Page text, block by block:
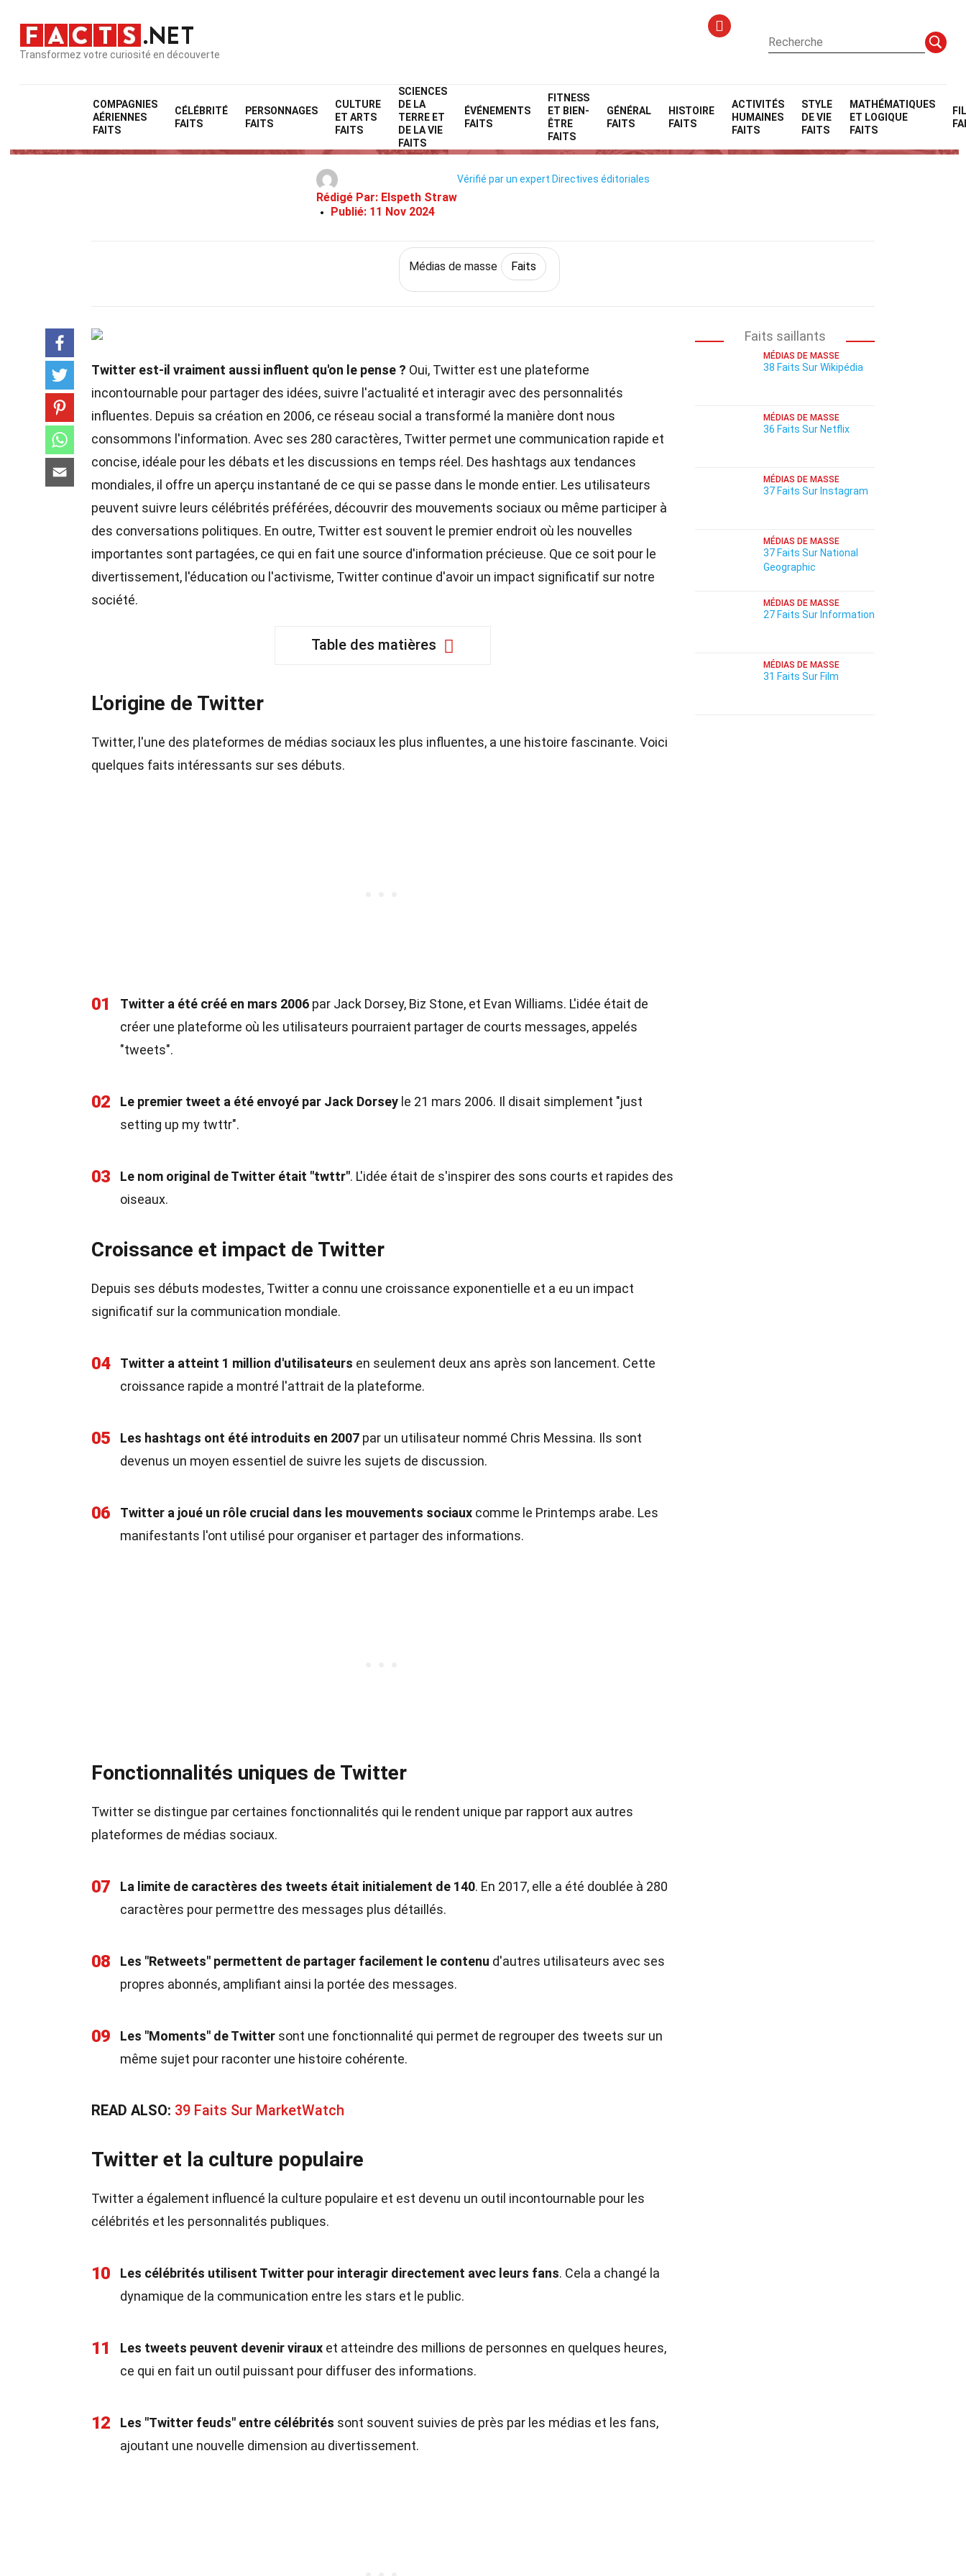
Transformez votre curiosité en découverte
COMPAGNIES
AÉRIENNES
FAITS
CÉLÉBRITÉ
FAITS
PERSONNAGES
FAITS
CULTURE
ET ARTS
FAITS
SCIENCES
DE LA
TERRE ET
DE LA VIE
FAITS
ÉVÉNEMENTS
FAITS
FITNESS
ET BIEN-
ÊTRE
FAITS
GÉNÉRAL
FAITS
HISTOIRE
FAITS
ACTIVITÉS
HUMAINES
FAITS
STYLE
DE VIE
FAITS
MATHÉMATIQUES
ET LOGIQUE
FAITS
Home Culture et arts Médias de masse
36 Faits Sur Twitter
Rédigé Par: Elspeth Straw
Publié: 11 Nov 2024
Vérifié par un expert Directives éditoriales
Médias de masse Faits
Twitter est-il vraiment aussi influent qu'on le pense ? Oui, Twitter est une plateforme
incontournable pour partager des idées, suivre l'actualité et interagir avec des personnalités
influentes. Depuis sa création en 2006, ce réseau social a transformé la manière dont nous
consommons l'information. Avec ses 280 caractères, Twitter permet une communication rapide et
concise, idéale pour les débats et les discussions en temps réel. Des hashtags aux tendances
mondiales, il offre un aperçu instantané de ce qui se passe dans le monde entier. Les utilisateurs
peuvent suivre leurs célébrités préférées, découvrir des mouvements sociaux ou même participer à
des conversations politiques. En outre, Twitter est souvent le premier endroit où les nouvelles
importantes sont partagées, ce qui en fait une source d'information précieuse. Que ce soit pour le
divertissement, l'éducation ou l'activisme, Twitter continue d'avoir un impact significatif sur notre
société.
Table des matières
L'origine de Twitter
Twitter, l'une des plateformes de médias sociaux les plus influentes, a une histoire fascinante. Voici
quelques faits intéressants sur ses débuts.
01 Twitter a été créé en mars 2006 par Jack Dorsey, Biz Stone, et Evan Williams. L'idée était de
créer une plateforme où les utilisateurs pourraient partager de courts messages, appelés
"tweets".
02 Le premier tweet a été envoyé par Jack Dorsey le 21 mars 2006. Il disait simplement "just
setting up my twttr".
03 Le nom original de Twitter était "twttr". L'idée était de s'inspirer des sons courts et rapides des
oiseaux.
Croissance et impact de Twitter
Depuis ses débuts modestes, Twitter a connu une croissance exponentielle et a eu un impact
significatif sur la communication mondiale.
04 Twitter a atteint 1 million d'utilisateurs en seulement deux ans après son lancement. Cette
croissance rapide a montré l'attrait de la plateforme.
05 Les hashtags ont été introduits en 2007 par un utilisateur nommé Chris Messina. Ils sont
devenus un moyen essentiel de suivre les sujets de discussion.
06 Twitter a joué un rôle crucial dans les mouvements sociaux comme le Printemps arabe. Les
manifestants l'ont utilisé pour organiser et partager des informations.
Fonctionnalités uniques de Twitter
Twitter se distingue par certaines fonctionnalités qui le rendent unique par rapport aux autres
plateformes de médias sociaux.
07 La limite de caractères des tweets était initialement de 140. En 2017, elle a été doublée à 280
caractères pour permettre des messages plus détaillés.
08 Les "Retweets" permettent de partager facilement le contenu d'autres utilisateurs avec ses
propres abonnés, amplifiant ainsi la portée des messages.
09 Les "Moments" de Twitter sont une fonctionnalité qui permet de regrouper des tweets sur un
même sujet pour raconter une histoire cohérente.
READ ALSO: 39 Faits Sur MarketWatch
Twitter et la culture populaire
Twitter a également influencé la culture populaire et est devenu un outil incontournable pour les
célébrités et les personnalités publiques.
10 Les célébrités utilisent Twitter pour interagir directement avec leurs fans. Cela a changé la
dynamique de la communication entre les stars et le public.
11 Les tweets peuvent devenir viraux et atteindre des millions de personnes en quelques heures,
ce qui en fait un outil puissant pour diffuser des informations.
12 Les "Twitter feuds" entre célébrités sont souvent suivies de près par les médias et les fans,
ajoutant une nouvelle dimension au divertissement.
Faits saillants
MÉDIAS DE MASSE
38 Faits Sur Wikipédia
MÉDIAS DE MASSE
36 Faits Sur Netflix
MÉDIAS DE MASSE
37 Faits Sur Instagram
MÉDIAS DE MASSE
37 Faits Sur National
Geographic
MÉDIAS DE MASSE
27 Faits Sur Information
MÉDIAS DE MASSE
31 Faits Sur Film